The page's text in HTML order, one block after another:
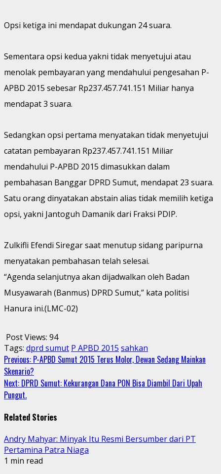
Opsi ketiga ini mendapat dukungan 24 suara.
Sementara opsi kedua yakni tidak menyetujui atau
menolak pembayaran yang mendahului pengesahan P-
APBD 2015 sebesar Rp237.457.741.151 Miliar hanya
mendapat 3 suara.
Sedangkan opsi pertama menyatakan tidak menyetujui
catatan pembayaran Rp237.457.741.151 Miliar
mendahului P-APBD 2015 dimasukkan dalam
pembahasan Banggar DPRD Sumut, mendapat 23 suara.
Satu orang dinyatakan abstain alias tidak memilih ketiga
opsi, yakni Jantoguh Damanik dari Fraksi PDIP.
Zulkifli Efendi Siregar saat menutup sidang paripurna
menyatakan pembahasan telah selesai.
“Agenda selanjutnya akan dijadwalkan oleh Badan
Musyawarah (Banmus) DPRD Sumut,” kata politisi
Hanura ini.(LMC-02)
Post Views: 94
Tags: dprd sumut P APBD 2015 sahkan
Continue
Reading
Previous: P-APBD Sumut 2015 Terus Molor, Dewan Sedang Mainkan
Skenario?
Next: DPRD Sumut: Kekurangan Dana PON Bisa Diambil Dari Upah
Pungut.
Related Stories
Andry Mahyar: Minyak Itu Resmi Bersumber dari PT
Pertamina Patra Niaga
1 min read